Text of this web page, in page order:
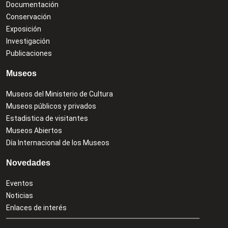
Documentación
Conservación
Exposición
Investigación
Publicaciones
Museos
Museos del Ministerio de Cultura
Museos públicos y privados
Estadistica de visitantes
Museos Abiertos
Día Internacional de los Museos
Novedades
Eventos
Noticias
Enlaces de interés